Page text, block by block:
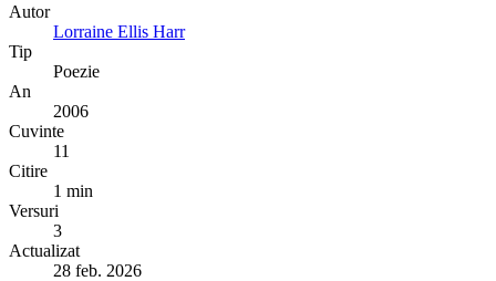
Autor
Lorraine Ellis Harr
Tip
Poezie
An
2006
Cuvinte
11
Citire
1 min
Versuri
3
Actualizat
28 feb. 2026